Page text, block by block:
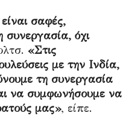
σαφές,
συνεργασία, όχι
«Στις
με την Ινδία,
τη συνεργασία
να συμφωνήσουμε να
μας», είπε.